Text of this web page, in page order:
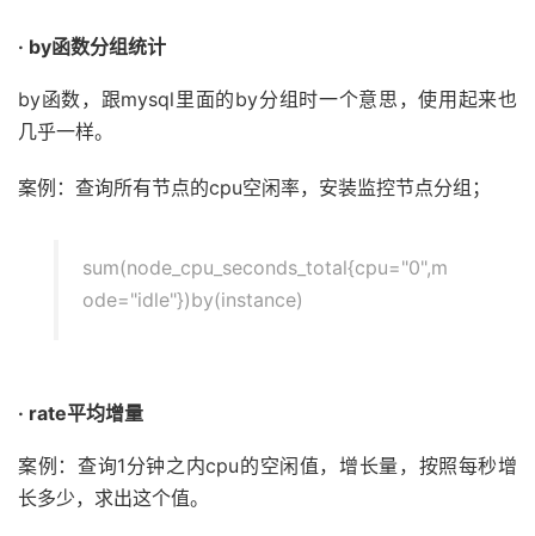
· by函数分组统计
by函数，跟mysql里面的by分组时一个意思，使用起来也
几乎一样。
案例：查询所有节点的cpu空闲率，安装监控节点分组；
sum(node_cpu_seconds_total{cpu="0",m
ode="idle"})by(instance)
· rate平均增量
案例：查询1分钟之内cpu的空闲值，增长量，按照每秒增
长多少，求出这个值。